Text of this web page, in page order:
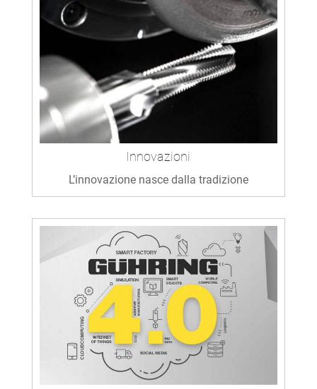
Innovazioni
L’innovazione nasce dalla tradizione